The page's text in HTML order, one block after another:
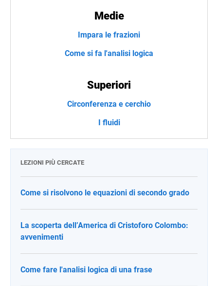
Medie
Impara le frazioni
Come si fa l'analisi logica
Superiori
Circonferenza e cerchio
I fluidi
LEZIONI PIÙ CERCATE
Come si risolvono le equazioni di secondo grado
La scoperta dell’America di Cristoforo Colombo:
avvenimenti
Come fare l'analisi logica di una frase